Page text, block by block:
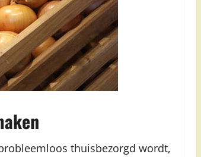
thuisbezorgd wordt,